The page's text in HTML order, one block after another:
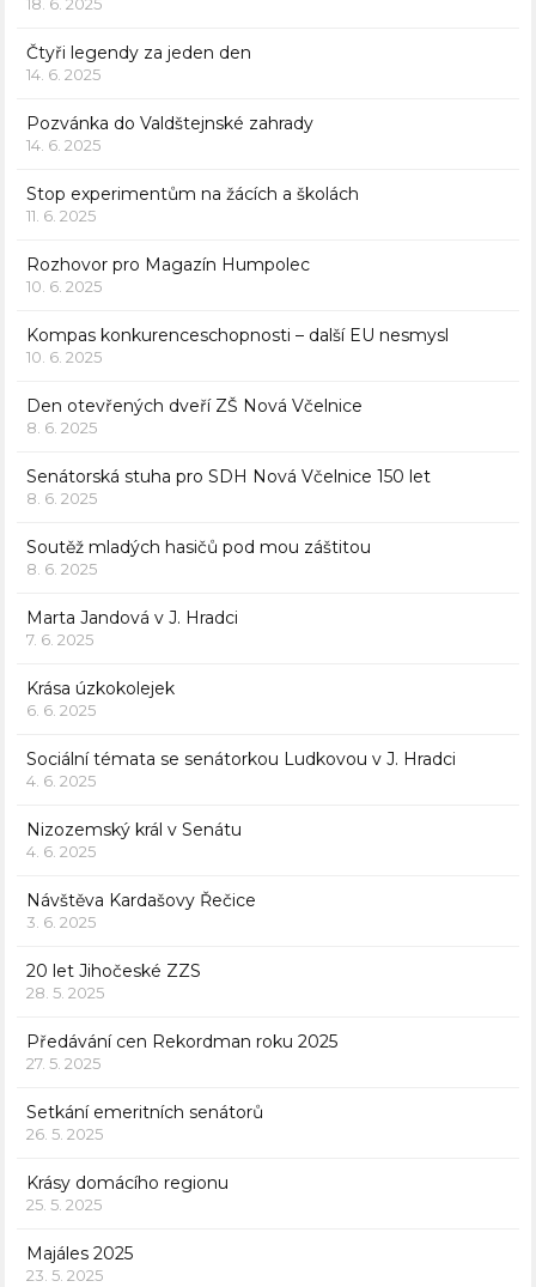
18. 6. 2025
Čtyři legendy za jeden den
14. 6. 2025
Pozvánka do Valdštejnské zahrady
14. 6. 2025
Stop experimentům na žácích a školách
11. 6. 2025
Rozhovor pro Magazín Humpolec
10. 6. 2025
Kompas konkurenceschopnosti – další EU nesmysl
10. 6. 2025
Den otevřených dveří ZŠ Nová Včelnice
8. 6. 2025
Senátorská stuha pro SDH Nová Včelnice 150 let
8. 6. 2025
Soutěž mladých hasičů pod mou záštitou
8. 6. 2025
Marta Jandová v J. Hradci
7. 6. 2025
Krása úzkokolejek
6. 6. 2025
Sociální témata se senátorkou Ludkovou v J. Hradci
4. 6. 2025
Nizozemský král v Senátu
4. 6. 2025
Návštěva Kardašovy Řečice
3. 6. 2025
20 let Jihočeské ZZS
28. 5. 2025
Předávání cen Rekordman roku 2025
27. 5. 2025
Setkání emeritních senátorů
26. 5. 2025
Krásy domácího regionu
25. 5. 2025
Majáles 2025
23. 5. 2025